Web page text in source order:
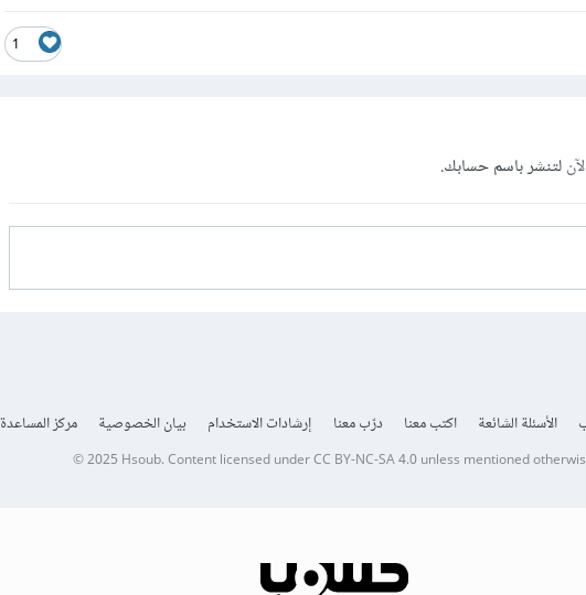
1
لتنشر باسم حسابك.
الأسئلة الشائعة اكتب معنا درّب معنا إرشادات الاستخدام بيان الخصوصية مركز المساعدة
© 2025 Hsoub.Content licensed underCC BY-NC-SA 4.0unless mentioned